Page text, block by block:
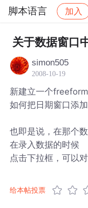
脚本语言 加入
社区 脚本语言
关于数据窗口
simon505
2008-10-19
新建立一个
如何把日期窗口添
也即是说，在那个
在录入数据的时候
点击下拉框，可以
给本帖投票